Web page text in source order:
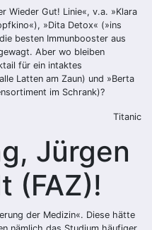
Wieder Gut! Linie«, v.a. »Klara
»Dita Detox« (»ins
besten Immunbooster aus
Aber wo bleiben
für ein intaktes
Latten am Zaun) und »Berta
im Schrank)?
Titanic
Jürgen
(FAZ)!
der Medizin«. Diese hätte